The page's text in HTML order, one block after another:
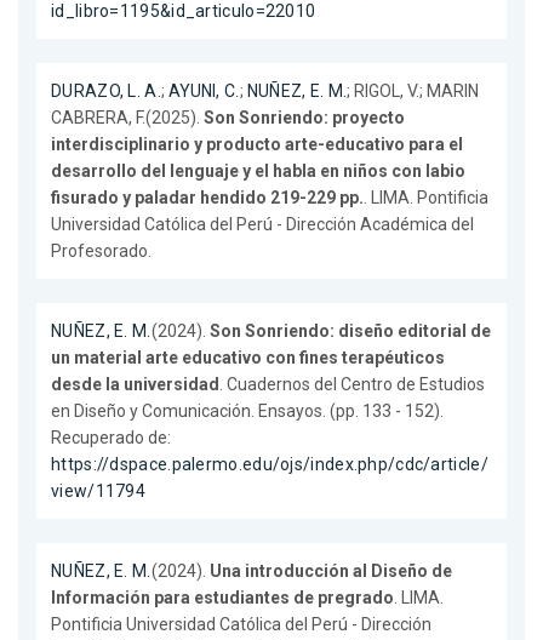
id_libro=1195&id_articulo=22010
DURAZO, L. A.; AYUNI, C.; NUÑEZ, E. M.; RIGOL, V.; MARIN
CABRERA, F.(2025). Son Sonriendo: proyecto
interdisciplinario y producto arte-educativo para el
desarrollo del lenguaje y el habla en niños con labio
fisurado y paladar hendido 219-229 pp.. LIMA. Pontificia
Universidad Católica del Perú - Dirección Académica del
Profesorado.
NUÑEZ, E. M.(2024). Son Sonriendo: diseño editorial de
un material arte educativo con fines terapéuticos
desde la universidad. Cuadernos del Centro de Estudios
en Diseño y Comunicación. Ensayos. (pp. 133 - 152).
Recuperado de:
https://dspace.palermo.edu/ojs/index.php/cdc/article/
view/11794
NUÑEZ, E. M.(2024). Una introducción al Diseño de
Información para estudiantes de pregrado. LIMA.
Pontificia Universidad Católica del Perú - Dirección